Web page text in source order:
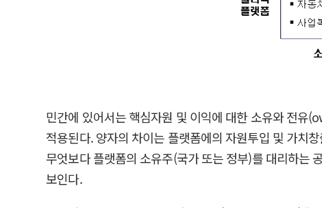
민간에 있어서는 핵심자원 및 이익에 대한 소유와 전
적용된다. 양자의 차이는 플랫폼에의 자원투입 및 가치
무엇보다 플랫폼의 소유주(국가 또는 정부)를 대리하는
보인다.